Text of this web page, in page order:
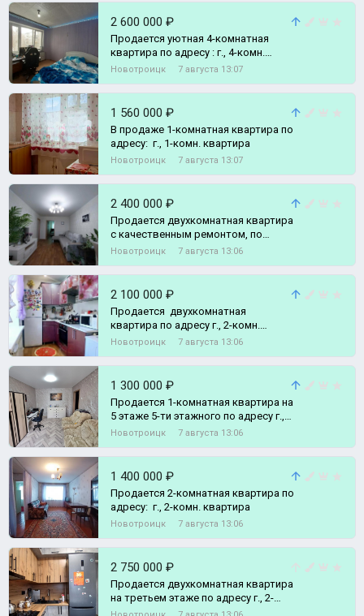
2 600 000 ₽
Продается уютная 4-комнатная
квартира по адресу : г., 4-комн.
квартира
Новотроицк 7 августа 13:07
1 560 000 ₽
В продаже 1-комнатная квартира по
адресу: г., 1-комн. квартира
Новотроицк 7 августа 13:07
2 400 000 ₽
Продается двухкомнатная квартира
с качественным ремонтом, по
адресу: г., 2-комн. квартира
Новотроицк 7 августа 13:06
2 100 000 ₽
Продается двухкомнатная
квартира по адресу г., 2-комн.
квартира
Новотроицк 7 августа 13:06
1 300 000 ₽
Продается 1-комнатная квартира на
5 этаже 5-ти этажного по адресу г.,
1-комн. квартира
Новотроицк 7 августа 13:06
1 400 000 ₽
Продается 2-комнатная квартира по
адресу: г., 2-комн. квартира
Новотроицк 7 августа 13:06
2 750 000 ₽
Продается двухкомнатная квартира
на третьем этаже по адресу г., 2-
комн. квартира